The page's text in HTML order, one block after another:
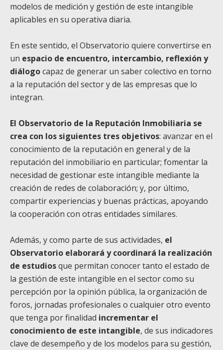
modelos de medición y gestión de este intangible
aplicables en su operativa diaria.
En este sentido, el Observatorio quiere convertirse en
un espacio de encuentro, intercambio, reflexión y
diálogocapaz de generar un saber colectivo en torno
a la reputación del sector y de las empresas que lo
integran.
El Observatorio de la Reputación Inmobiliaria se
crea con los siguientes tres objetivos: avanzar en el
conocimiento de la reputación en general y de la
reputación del inmobiliario en particular; fomentar la
necesidad de gestionar este intangible mediante la
creación de redes de colaboración; y, por último,
compartir experiencias y buenas prácticas, apoyando
la cooperación con otras entidades similares.
Además, y como parte de sus actividades, el
Observatorio elaborará y coordinará la realización
de estudiosque permitan conocer tanto el estado de
la gestión de este intangible en el sector como su
percepción por la opinión pública, la organización de
foros, jornadas profesionales o cualquier otro evento
que tenga por finalidad incrementar el
conocimiento de este intangible, de sus indicadores
clave de desempeño y de los modelos para su gestión,